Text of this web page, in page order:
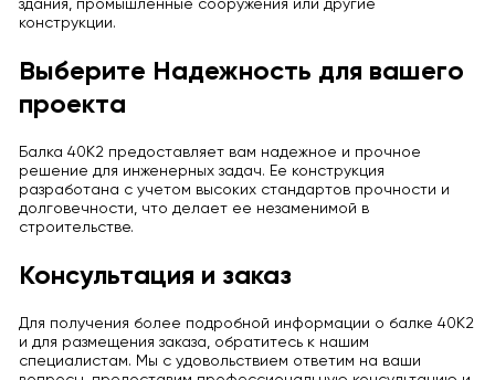
здания, промышленные сооружения или другие
конструкции.
Выберите Надежность для вашего
проекта
Балка 40К2 предоставляет вам надежное и прочное
решение для инженерных задач. Ее конструкция
разработана с учетом высоких стандартов прочности и
долговечности, что делает ее незаменимой в
строительстве.
Консультация и заказ
Для получения более подробной информации о балке 40К2
и для размещения заказа, обратитесь к нашим
специалистам. Мы с удовольствием ответим на ваши